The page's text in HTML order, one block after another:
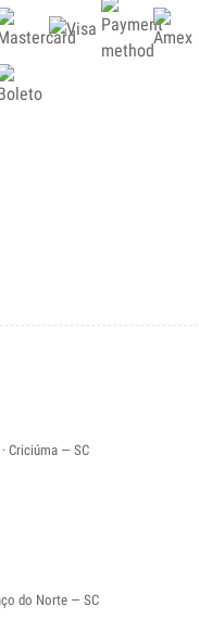
Criciúma — SC
do Norte — SC